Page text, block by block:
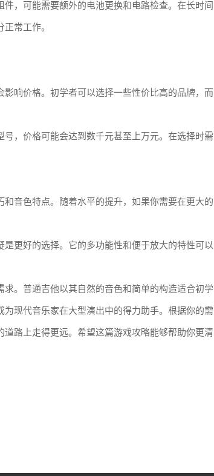
，可能需要额外的电池更换和电路检查。在长时间
常工作。
响价格。初学者可以选择一些性价比高的品牌，而
，价格可能会达到数千元甚至上万元。在选择时需
音色特点。随着水平的提升，如果你需要在更大的
更好的选择。它的多功能性和便于放大的特性可以
。普通吉他以其自然的音色和简单的构造适合初学
现代音乐家在大型演出中的得力助手。根据你的需
路上走得更远。希望这篇游戏攻略能够帮助你更清